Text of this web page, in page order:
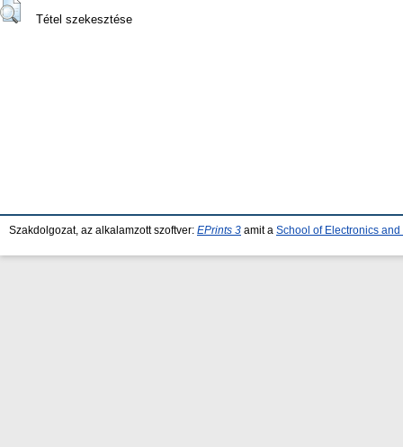
Tétel szekesztése
Szakdolgozat, az alkalamzott szoftver: EPrints 3 amit a School of Electronics